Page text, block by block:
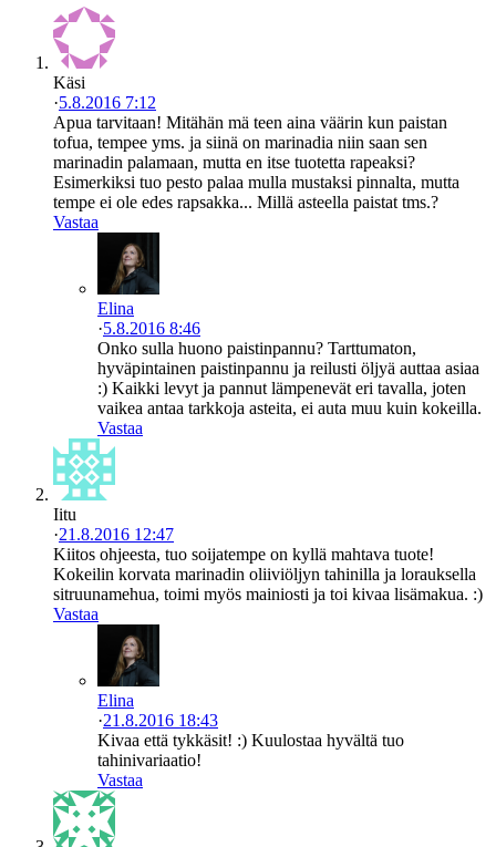
Käsi
·5.8.2016 7:12
Apua tarvitaan! Mitähän mä teen aina väärin kun paistan
tofua, tempee yms. ja siinä on marinadia niin saan sen
marinadin palamaan, mutta en itse tuotetta rapeaksi?
Esimerkiksi tuo pesto palaa mulla mustaksi pinnalta, mutta
tempe ei ole edes rapsakka... Millä asteella paistat tms.?
Vastaa
Elina
·5.8.2016 8:46
Onko sulla huono paistinpannu? Tarttumaton,
hyväpintainen paistinpannu ja reilusti öljyä auttaa asiaa
:) Kaikki levyt ja pannut lämpenevät eri tavalla, joten
vaikea antaa tarkkoja asteita, ei auta muu kuin kokeilla.
Vastaa
Iitu
·21.8.2016 12:47
Kiitos ohjeesta, tuo soijatempe on kyllä mahtava tuote!
Kokeilin korvata marinadin oliiviöljyn tahinilla ja lorauksella
sitruunamehua, toimi myös mainiosti ja toi kivaa lisämakua. :)
Vastaa
Elina
·21.8.2016 18:43
Kivaa että tykkäsit! :) Kuulostaa hyvältä tuo
tahinivariaatio!
Vastaa